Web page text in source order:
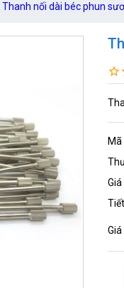
Thanh nối dài béc phun
Giá